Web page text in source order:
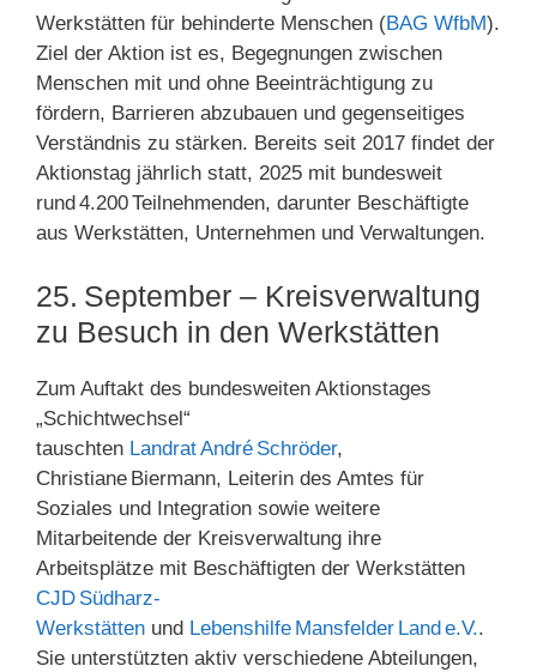
Werkstätten für behinderte Menschen (BAG WfbM).
Ziel der Aktion ist es, Begegnungen zwischen
Menschen mit und ohne Beeinträchtigung zu
fördern, Barrieren abzubauen und gegenseitiges
Verständnis zu stärken. Bereits seit 2017 findet der
Aktionstag jährlich statt, 2025 mit bundesweit
rund 4.200 Teilnehmenden, darunter Beschäftigte
aus Werkstätten, Unternehmen und Verwaltungen.
25. September – Kreisverwaltung
zu Besuch in den Werkstätten
Zum Auftakt des bundesweiten Aktionstages
„Schichtwechsel“
tauschten Landrat André Schröder,
Christiane Biermann, Leiterin des Amtes für
Soziales und Integration sowie weitere
Mitarbeitende der Kreisverwaltung ihre
Arbeitsplätze mit Beschäftigten der Werkstätten
CJD Südharz-
Werkstätten und Lebenshilfe Mansfelder Land e.V..
Sie unterstützten aktiv verschiedene Abteilungen,